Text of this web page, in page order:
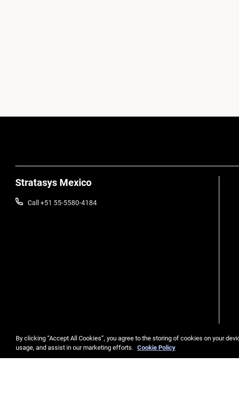
Stratasys Mexico
Call +51 55-5580-4184
By clicking “Accept All Cookies”, you agree to the storing of cookies on your
usage, and assist in our marketing efforts. Cookie Policy